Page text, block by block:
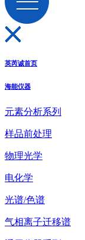
英芮诚首页
海能仪器
元素分析系列
样品前处理
物理光学
电化学
光谱/色谱
气相离子迁移谱